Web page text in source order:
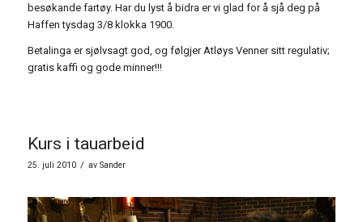
besøkande fartøy. Har du lyst å bidra er vi glad for å sjå deg på
Haffen tysdag 3/8 klokka 1900.
Betalinga er sjølvsagt god, og følgjer Atløys Venner sitt regulativ;
gratis kaffi og gode minner!!!
Kurs i tauarbeid
25. juli 2010 / av Sander